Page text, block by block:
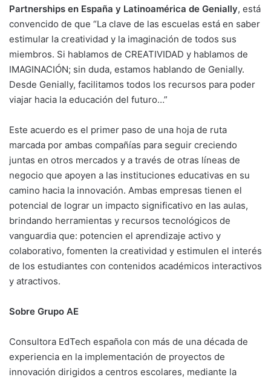
Partnerships en España y Latinoamérica de Genially, está
convencido de que “La clave de las escuelas está en saber
estimular la creatividad y la imaginación de todos sus
miembros. Si hablamos de CREATIVIDAD y hablamos de
IMAGINACIÓN; sin duda, estamos hablando de Genially.
Desde Genially, facilitamos todos los recursos para poder
viajar hacia la educación del futuro…”
Este acuerdo es el primer paso de una hoja de ruta
marcada por ambas compañías para seguir creciendo
juntas en otros mercados y a través de otras líneas de
negocio que apoyen a las instituciones educativas en su
camino hacia la innovación. Ambas empresas tienen el
potencial de lograr un impacto significativo en las aulas,
brindando herramientas y recursos tecnológicos de
vanguardia que: potencien el aprendizaje activo y
colaborativo, fomenten la creatividad y estimulen el interés
de los estudiantes con contenidos académicos interactivos
y atractivos.
Sobre Grupo AE
Consultora EdTech española con más de una década de
experiencia en la implementación de proyectos de
innovación dirigidos a centros escolares, mediante la